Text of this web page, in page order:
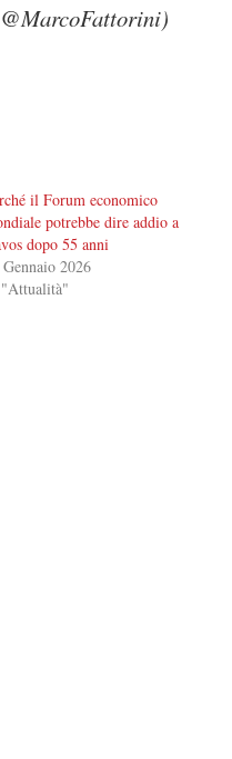
il Forum economico
potrebbe dire addio a
dopo 55 anni
2026